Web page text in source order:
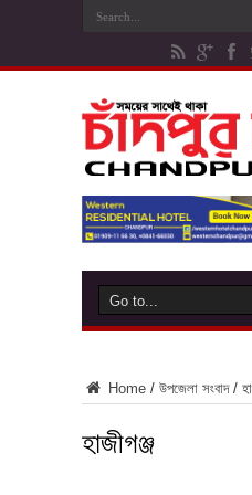
Home / উপজেলা সংবাদ /
হাজীগঞ্জ